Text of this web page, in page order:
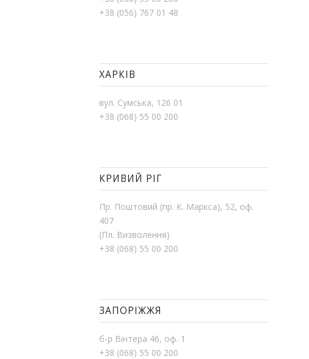
+38 (056) 767 01 48
ХАРКІВ
вул. Сумська, 126 01
+38 (068) 55 00 200
КРИВИЙ РІГ
Пр. Поштовий (пр. К. Маркса), 52, оф.
407
(Пл. Визволення)
+38 (068) 55 00 200
ЗАПОРІЖЖЯ
б-р Вінтера 46, оф. 1
+38 (068) 55 00 200